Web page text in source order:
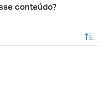
conteúdo?
enviar